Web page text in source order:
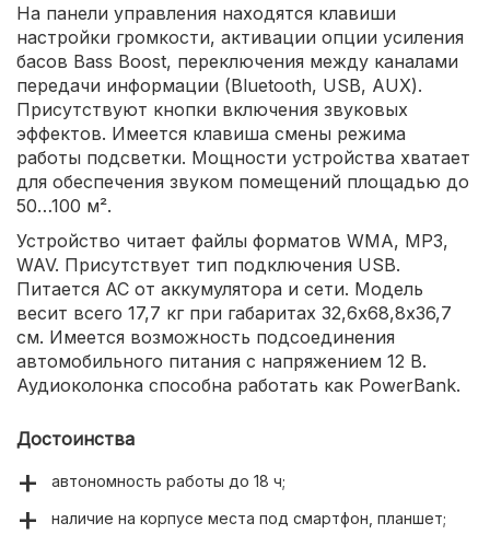
На панели управления находятся клавиши
настройки громкости, активации опции усиления
басов Bass Boost, переключения между каналами
передачи информации (Bluetooth, USB, AUX).
Присутствуют кнопки включения звуковых
эффектов. Имеется клавиша смены режима
работы подсветки. Мощности устройства хватает
для обеспечения звуком помещений площадью до
50…100 м².
Устройство читает файлы форматов WMA, MP3,
WAV. Присутствует тип подключения USB.
Питается АС от аккумулятора и сети. Модель
весит всего 17,7 кг при габаритах 32,6х68,8х36,7
см. Имеется возможность подсоединения
автомобильного питания с напряжением 12 В.
Аудиоколонка способна работать как PowerBank.
Достоинства
автономность работы до 18 ч;
наличие на корпусе места под смартфон, планшет;